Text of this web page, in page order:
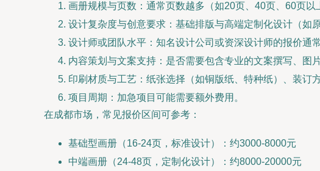
画册规模与页数：通常页数越多（如20页、40页、60页以
设计复杂度与创意要求：基础排版与高端定制化设计（如
设计师或团队水平：知名设计公司或资深设计师的报价通
内容策划与文案支持：是否需要包含专业的文案撰写、图
印刷材质与工艺：纸张选择（如铜版纸、特种纸）、装订
项目周期：加急项目可能需要额外费用。
在成都市场，常见报价区间可参考：
基础型画册（16-24页，标准设计）：约3000-8000元
中端画册（24-48页，定制化设计）：约8000-20000元